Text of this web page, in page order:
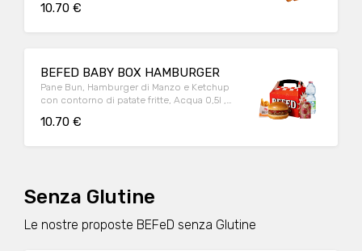
10.70 €
BEFED BABY BOX HAMBURGER
Pane Bun, Hamburger di Manzo e Ketchup
con contorno di patate fritte, Acqua 0,5l ,
10.70 €
Senza Glutine
Le nostre proposte BEFeD senza Glutine